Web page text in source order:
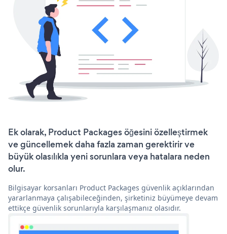
Ek olarak, Product Packages öğesini özelleştirmek
ve güncellemek daha fazla zaman gerektirir ve
büyük olasılıkla yeni sorunlara veya hatalara neden
olur.
Bilgisayar korsanları Product Packages güvenlik açıklarından
yararlanmaya çalışabileceğinden, şirketiniz büyümeye devam
ettikçe güvenlik sorunlarıyla karşılaşmanız olasıdır.